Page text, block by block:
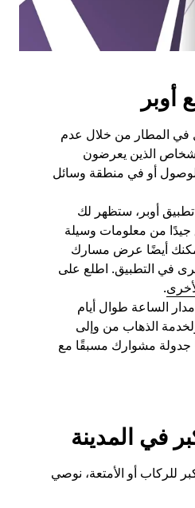
أوبر
في المطار من خلال عدم
الذين يعرضون
أو في منطقة وسائل
أوبر، ستظهر لك
من معلومات وسيلة
أيضًا عرض مسارك
في التطبيق. اطلع على
.
الساعة طوال أيام
الذهاب من وإلى
في المدينة
للركاب أو الأمتعة، نوصي